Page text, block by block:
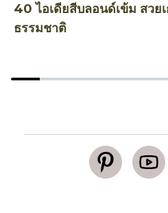
40 ไอเดียสีบลอนด์เข้ม สวย
ธรรมชาติ